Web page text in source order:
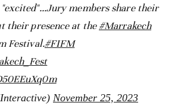
members share their
their presence at the#Marrakech
Festival.#FIFM
November 25, 2023